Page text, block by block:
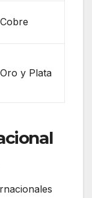
Cobre
Oro y Plata